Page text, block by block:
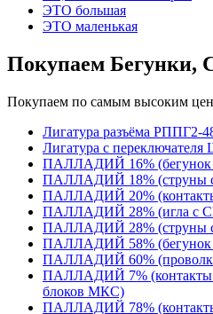
ЭТО большая
ЭТО маленькая
Покупаем Бегунки,
Покупаем по самым высоким
Лигатура разъёма РППГ2-
Лигатура с
ПАЛЛАДИЙ 16% (бегунок
ПАЛЛАДИЙ 18% (струны
ПАЛЛАДИЙ 20%
ПАЛЛАДИЙ 28% (игла с
ПАЛЛАДИЙ 28% (струны
ПАЛЛАДИЙ 58%
ПАЛЛАДИЙ 60%
ПАЛЛАДИЙ 7% (контакты
блоков МКС)
ПАЛЛАДИЙ 78%